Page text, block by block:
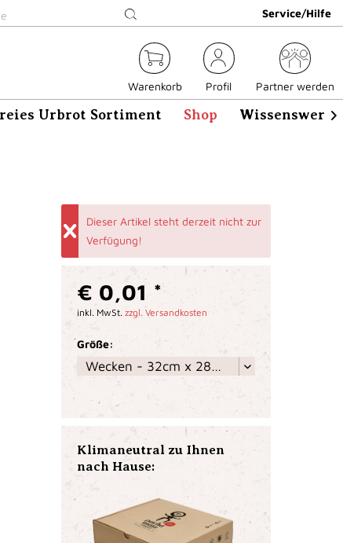
Service/Hilfe
Warenkorb Profil Partner werden
Urbrot Sortiment Shop 
Dieser Artikel steht derzeit nicht zur
Verfügung!
€ 0,01 *
inkl. MwSt.zzgl. Versandkosten
Größe:
Klimaneutral zu Ihnen
nach Hause: